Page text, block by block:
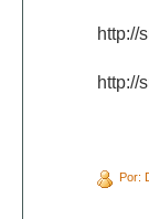
http://
http://
Por: